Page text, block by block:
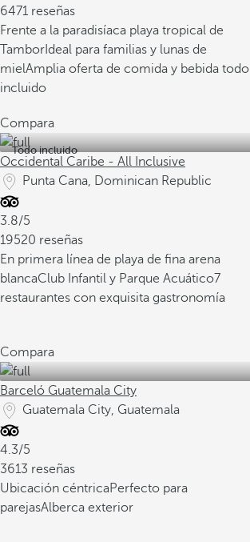
6471 reseñas
Frente a la paradisíaca playa tropical de
Tambor Ideal para familias y lunas de
mielAmplia oferta de comida y bebida todo
incluido
Compara
Todo incluido
Occidental Caribe - All Inclusive
Punta Cana, Dominican Republic
3.8/5
19520 reseñas
En primera línea de playa de fina arena
blancaClub Infantil y Parque Acuático7
restaurantes con exquisita gastronomía
Compara
Barceló Guatemala City
Guatemala City, Guatemala
4.3/5
3613 reseñas
Ubicación céntricaPerfecto para
parejasAlberca exterior